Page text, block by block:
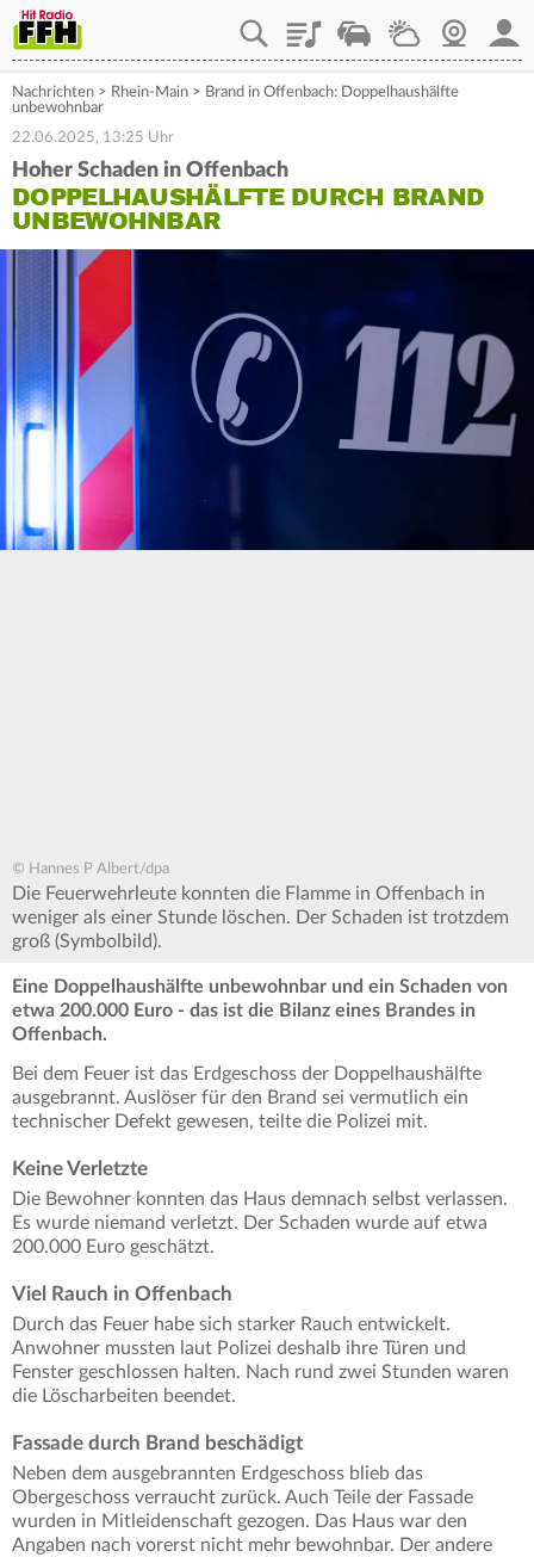
PlaylistStaupilotWetterWebcam
Nachrichten > Rhein-Main > Brand in Offenbach: Doppelhaushälfte
unbewohnbar
22.06.2025, 13:25 Uhr
Hoher Schaden in Offenbach
DOPPELHAUSHÄLFTE DURCH BRAND
UNBEWOHNBAR
© Hannes P Albert/dpa
Die Feuerwehrleute konnten die Flamme in Offenbach in
weniger als einer Stunde löschen. Der Schaden ist trotzdem
groß (Symbolbild).
Eine Doppelhaushälfte unbewohnbar und ein Schaden von
etwa 200.000 Euro - das ist die Bilanz eines Brandes in
Offenbach.
Bei dem Feuer ist das Erdgeschoss der Doppelhaushälfte
ausgebrannt. Auslöser für den Brand sei vermutlich ein
technischer Defekt gewesen, teilte die Polizei mit.
Keine Verletzte
Die Bewohner konnten das Haus demnach selbst verlassen.
Es wurde niemand verletzt. Der Schaden wurde auf etwa
200.000 Euro geschätzt.
Viel Rauch in Offenbach
Durch das Feuer habe sich starker Rauch entwickelt.
Anwohner mussten laut Polizei deshalb ihre Türen und
Fenster geschlossen halten. Nach rund zwei Stunden waren
die Löscharbeiten beendet.
Fassade durch Brand beschädigt
Neben dem ausgebrannten Erdgeschoss blieb das
Obergeschoss verraucht zurück. Auch Teile der Fassade
wurden in Mitleidenschaft gezogen. Das Haus war den
Angaben nach vorerst nicht mehr bewohnbar. Der andere